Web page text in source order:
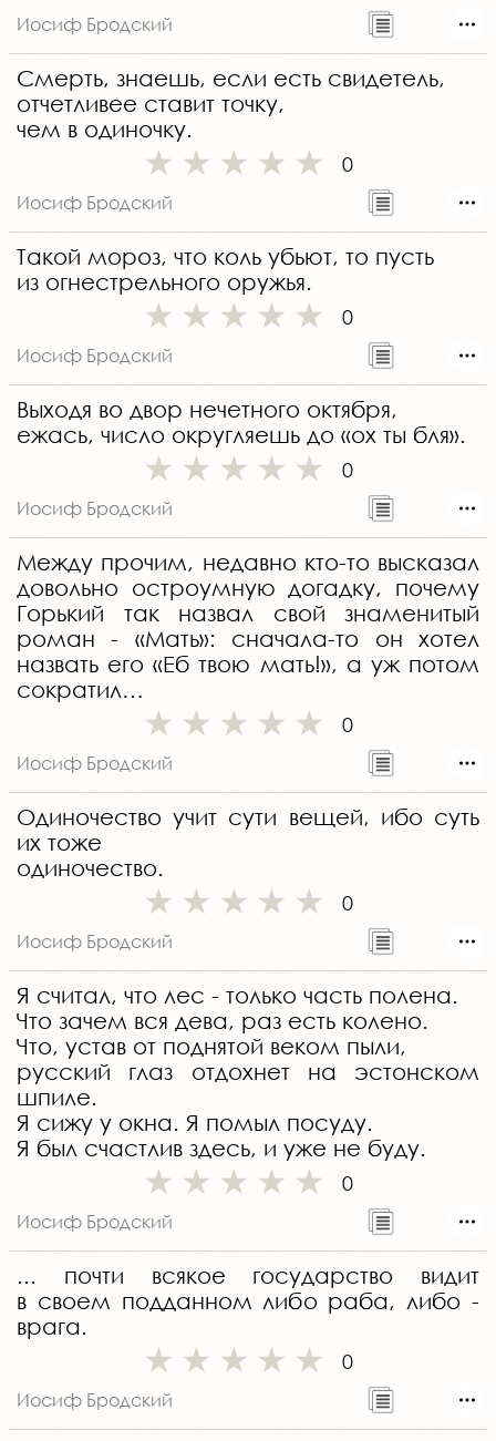
Иосиф Бродский
Смерть, знаешь, если есть свидетель,
отчетливее ставит точку,
чем в одиночку.
0
Иосиф Бродский
Такой мороз, что коль убьют, то пусть
из огнестрельного оружья.
0
Иосиф Бродский
Выходя во двор нечетного октября,
ежась, число округляешь до «ох ты бля».
0
Иосиф Бродский
Между прочим, недавно кто-то высказал
довольно остроумную догадку, почему
Горький так назвал свой знаменитый
роман - «Мать»: сначала-то он хотел
назвать его «Еб твою мать!», а уж потом
сократил…
0
Иосиф Бродский
Одиночество учит сути вещей, ибо суть
их тоже
одиночество.
0
Иосиф Бродский
Я считал, что лес - только часть полена.
Что зачем вся дева, раз есть колено.
Что, устав от поднятой веком пыли,
русский глаз отдохнет на эстонском
шпиле.
Я сижу у окна. Я помыл посуду.
Я был счастлив здесь, и уже не буду.
0
Иосиф Бродский
... почти всякое государство видит
в своем подданном либо раба, либо -
врага.
0
Иосиф Бродский